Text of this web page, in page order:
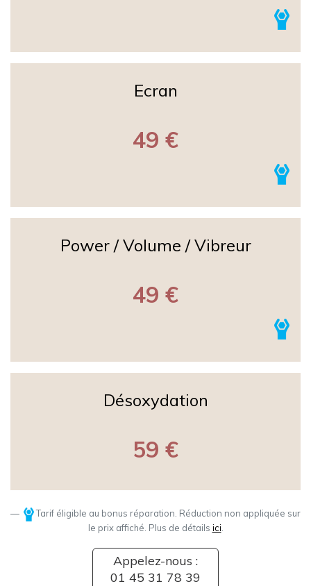
Ecran
49 €
Power / Volume / Vibreur
49 €
Désoxydation
59 €
Tarif éligible au bonus réparation. Réduction non appliquée sur
le prix affiché. Plus de détails ici
Appelez-nous :
01 45 31 78 39